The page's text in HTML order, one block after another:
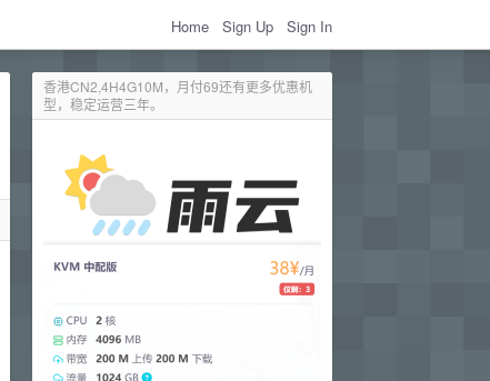
Home Sign Up Sign In
香港CN2,4H4G10M，月付69还有更多优惠机
型，稳定运营三年。